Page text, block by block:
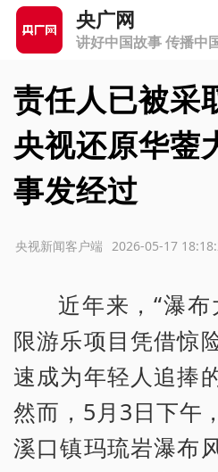
央广网
讲好中国故事 传播中
责任人已被采
央视还原华蓥
事发经过
2026-05-17
央视新闻客户端
近年来，“瀑
限游乐项目凭借惊
速成为年轻人追捧
然而，5月3日下午
溪口镇玛琉岩瀑布